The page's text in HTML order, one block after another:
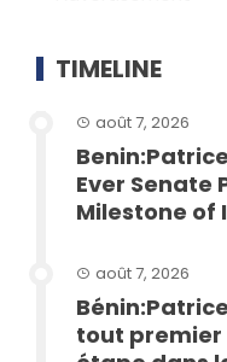
TIMELINE
août 7, 2026
Ever Senate
Milestone of
août 7, 2026
tout premier